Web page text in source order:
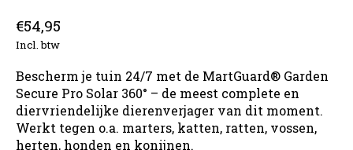
€54,95
Incl. btw
Bescherm je tuin 24/7 met de MartGuard® Garden
Secure Pro Solar 360° – de meest complete en
diervriendelijke dierenverjager van dit moment.
Werkt tegen o.a. marters, katten, ratten, vossen,
herten, honden en konijnen.